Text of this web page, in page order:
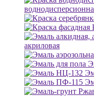
акриловая